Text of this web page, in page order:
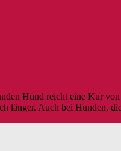
Hund reicht eine Kur
länger. Auch bei Hunden,